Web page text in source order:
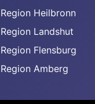
Region Heilbronn
Region Landshut
Region Flensburg
Region Amberg